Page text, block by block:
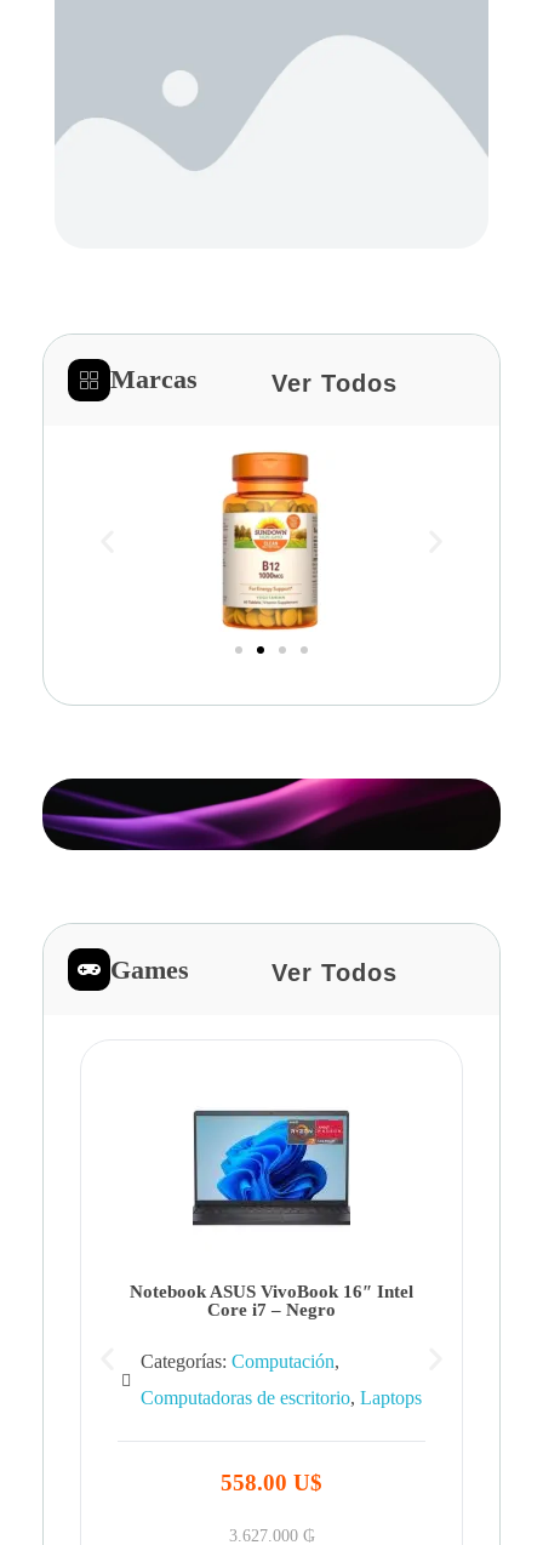
Marcas Ver Todos
Games Ver Todos
Notebook ASUS VivoBook 16″ Intel
Core i7 – Negro
Categorías: Computación,
Computadoras de escritorio, Laptops
558.00 U$
3.627.000 ₲